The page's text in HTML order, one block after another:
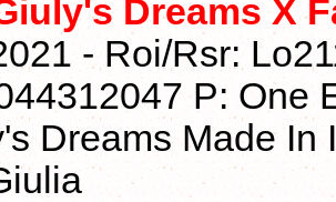
Dreams X
- Roi/Rsr:
P: One
Dreams Made